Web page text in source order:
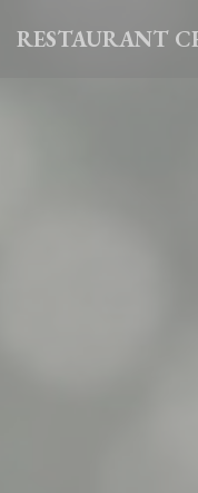
RESTAURANT